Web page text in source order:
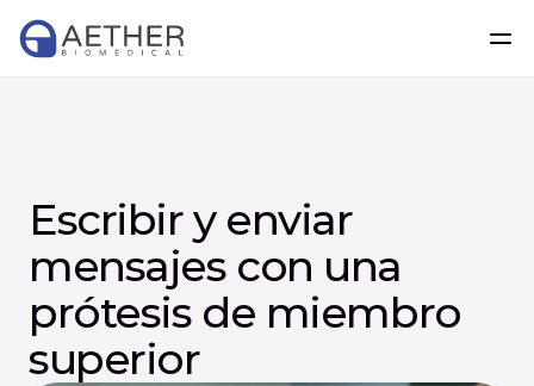
Escribir y enviar
mensajes con una
prótesis de miembro
superior